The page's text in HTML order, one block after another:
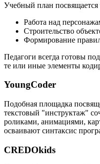
Учебный план посвящается
Работа над
Строительство
Формирование
Педагоги всегда готовы
те или иные элементы
YoungCoder
Подобная площадка
текстовый "инструктаж"
роликами, анимациями,
осваивают синтаксис
CREDOkids